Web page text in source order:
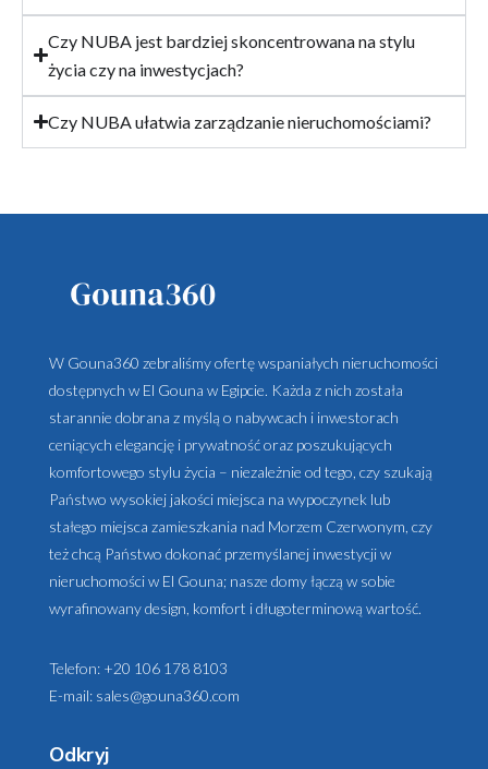
Czy NUBA jest bardziej skoncentrowana na stylu
życia czy na inwestycjach?
Czy NUBA ułatwia zarządzanie nieruchomościami?
W Gouna360 zebraliśmy ofertę wspaniałych nieruchomości
dostępnych w El Gouna w Egipcie. Każda z nich została
starannie dobrana z myślą o nabywcach i inwestorach
ceniących elegancję i prywatność oraz poszukujących
komfortowego stylu życia – niezależnie od tego, czy szukają
Państwo wysokiej jakości miejsca na wypoczynek lub
stałego miejsca zamieszkania nad Morzem Czerwonym, czy
też chcą Państwo dokonać przemyślanej inwestycji w
nieruchomości w El Gouna; nasze domy łączą w sobie
wyrafinowany design, komfort i długoterminową wartość.
Telefon: +20 106 178 8103
E-mail: sales@gouna360.com
Odkryj